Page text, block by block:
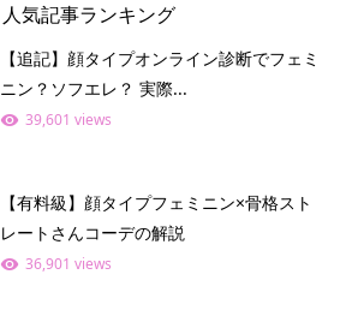
人気記事ランキング
【追記】顔タイプオンライン診断でフェミ
ニン？ソフエレ？ 実際...
39,601 views
【有料級】顔タイプフェミニン×骨格スト
レートさんコーデの解説
36,901 views